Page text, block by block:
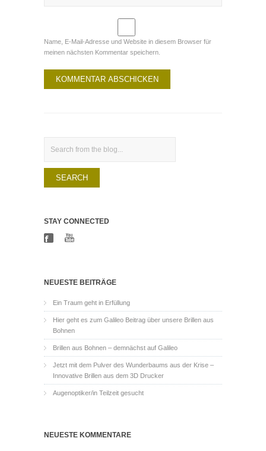
Name, E-Mail-Adresse und Website in diesem Browser für
meinen nächsten Kommentar speichern.
STAY CONNECTED
NEUESTE BEITRÄGE
Ein Traum geht in Erfüllung
Hier geht es zum Galileo Beitrag über unsere Brillen aus
Bohnen
Brillen aus Bohnen – demnächst auf Galileo
Jetzt mit dem Pulver des Wunderbaums aus der Krise –
Innovative Brillen aus dem 3D Drucker
Augenoptiker/in Teilzeit gesucht
NEUESTE KOMMENTARE